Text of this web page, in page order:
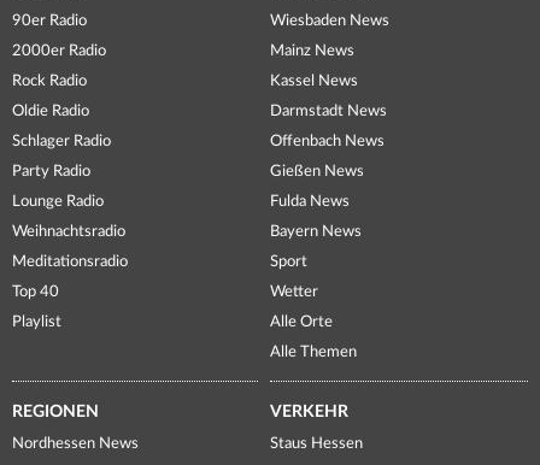
90er Radio
2000er Radio
Rock Radio
Oldie Radio
Schlager Radio
Party Radio
Lounge Radio
Weihnachtsradio
Meditationsradio
Top 40
Playlist
Wiesbaden News
Mainz News
Kassel News
Darmstadt News
Offenbach News
Gießen News
Fulda News
Bayern News
Sport
Wetter
Alle Orte
Alle Themen
REGIONEN
Nordhessen News
VERKEHR
Staus Hessen